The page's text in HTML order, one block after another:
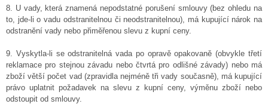
8. U vady, která znamená nepodstatné porušení smlouvy (bez ohledu na
to, jde-li o vadu odstranitelnou či neodstranitelnou), má kupující nárok na
odstranění vady nebo přiměřenou slevu z kupní ceny.
9. Vyskytla-li se odstranitelná vada po opravě opakovaně (obvykle třetí
reklamace pro stejnou závadu nebo čtvrtá pro odlišné závady) nebo má
zboží větší počet vad (zpravidla nejméně tři vady současně), má kupující
právo uplatnit požadavek na slevu z kupní ceny, výměnu zboží nebo
odstoupit od smlouvy.